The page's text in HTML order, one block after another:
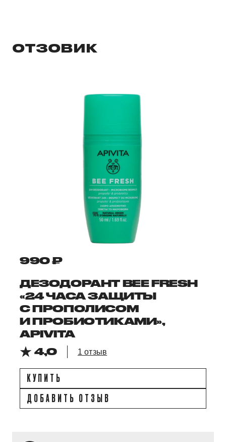
ОТЗОВИК
990 ₽
ДЕЗОДОРАНТ BEE FRESH
«24 ЧАСА ЗАЩИТЫ
С ПРОПОЛИСОМ
И ПРОБИОТИКАМИ»,
APIVITA
4,0
1 отзыв
КУПИТЬ
ДОБАВИТЬ ОТЗЫВ